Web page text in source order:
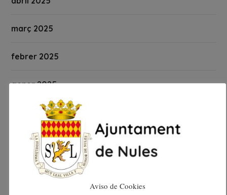
març 2025
febrer 2025
gener 2025
desembre 2024
novembre 2024
octubre 2024
Aviso de Cookies